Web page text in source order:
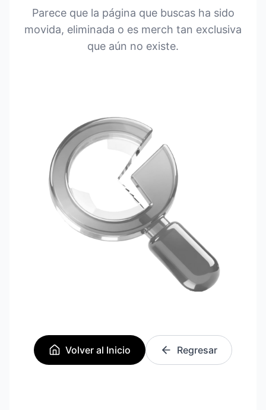
Parece que la página que buscas ha sido
movida, eliminada o es merch tan exclusiva
que aún no existe.
Volver al Inicio Regresar